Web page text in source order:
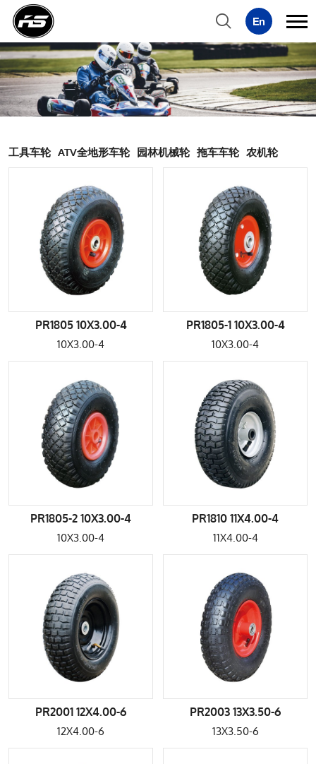
工具车轮 ATV全地形车轮 园林机械轮 拖车车轮 农机轮
PR1805 10X3.00-4
10X3.00-4
PR1805-1 10X3.00-4
10X3.00-4
PR1805-2 10X3.00-4
10X3.00-4
PR1810 11X4.00-4
11X4.00-4
PR2001 12X4.00-6
12X4.00-6
PR2003 13X3.50-6
13X3.50-6